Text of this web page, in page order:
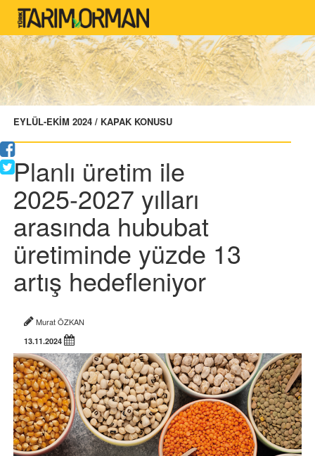
EYLÜL-EKİM 2024 / KAPAK KONUSU
Planlı üretim ile
2025-2027 yılları
arasında hububat
üretiminde yüzde 13
artış hedefleniyor
Murat ÖZKAN
13.11.2024